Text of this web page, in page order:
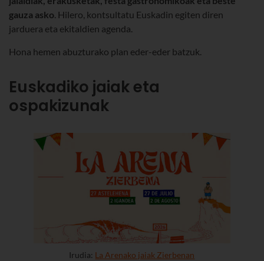
gauza asko. Hilero, kontsultatu Euskadin egiten diren
jarduera eta ekitaldien agenda.
Hona hemen abuzturako plan eder-eder batzuk.
Euskadiko jaiak eta
ospakizunak
Irudia: La Arenako jaiak Zierbenan